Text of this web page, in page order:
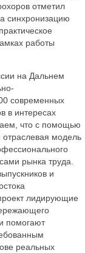
отметил
синхронизацию
работы
на Дальнем
современных
в интересах
что с помощью
модель
рынка труда.
и
лидирующие
помогают
реальных